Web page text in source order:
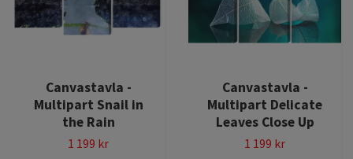
Canvastavla -
Multipart Snail in
the Rain
1 199 kr
Canvastavla -
Multipart Delicate
Leaves Close Up
1 199 kr